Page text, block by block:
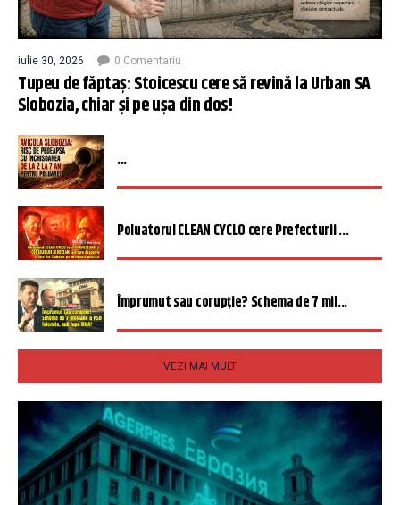
iulie 30, 2026 0 Comentariu
Tupeu de făptaș: Stoicescu cere să revină la Urban SA
Slobozia, chiar și pe ușa din dos!
...
Poluatorul CLEAN CYCLO cere Prefecturii ...
Împrumut sau corupție? Schema de 7 mil...
VEZI MAI MULT